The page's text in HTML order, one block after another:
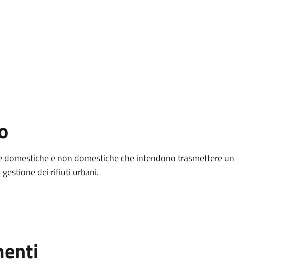
domestiche e non domestiche che intendono trasmettere un
dei rifiuti urbani.